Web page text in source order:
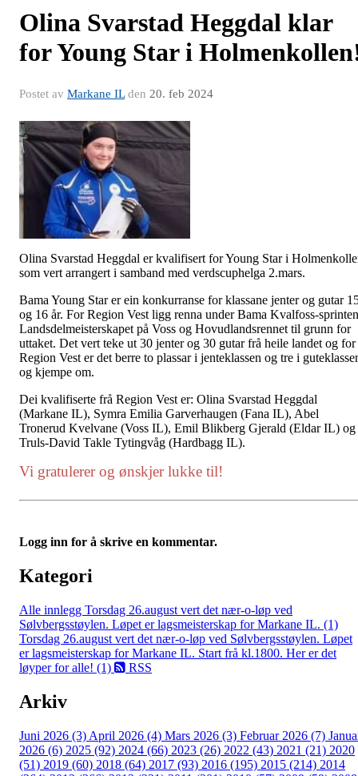
Olina Svarstad Heggdal klar
for Young Star i
Postet av Markane ILden 20. feb 2024
Olina Svarstad Heggdal er kvalifisert for Young Star i
som vert arrangert i samband med verdscuphelga 2.mars.
Bama Young Star er ein konkurranse for klassane jenter og gutar
og 16 år. For Region Vest ligg renna under Bama Kvalfoss-
Landsdelmeisterskapet på Voss og Hovudlandsrennet til grunn for
uttaket. Det vert teke ut 30 jenter og 30 gutar frå heile landet og for
Region Vest er det berre to plassar i jenteklassen og tre i
og kjempe om.
Dei kvalifiserte frå Region Vest er: Olina Svarstad Heggdal
(Markane IL), Symra Emilia Garverhaugen (Fana IL), Abel
Tronerud Kvelvane (Voss IL), Emil Blikberg Gjerald (Eldar IL) og
Truls-David Takle Tytingvåg (Hardbagg IL).
Vi gratulerer og ønskjer lukke til!
Logg inn for å skrive en kommentar.
Kategori
Alle innlegg Torsdag 26.august vert det nær-o-løp ved
Sølvbergsstøylen. Løpet er lagsmeisterskap for Markane IL. (1)
Torsdag 26.august vert det nær-o-løp ved Sølvbergsstøylen. Løpet
er lagsmeisterskap for Markane IL. Start frå kl.1800. Her er det
løyper for alle! (1)
RSS
Arkiv
Juni 2026 (3) April 2026 (4) Mars 2026 (3) Februar 2026 (7)
2026 (6) 2025 (92) 2024 (66) 2023 (26) 2022 (43) 2021 (21) 2020
(51) 2019 (60) 2018 (64) 2017 (93) 2016 (195) 2015 (214) 2014